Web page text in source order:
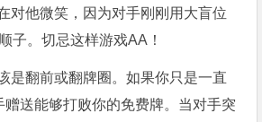
对他微笑，因为对手刚刚用大盲位
子。切忌这样游戏AA！
是翻前或翻牌圈。如果你只是一直
送能够打败你的免费牌。当对手突